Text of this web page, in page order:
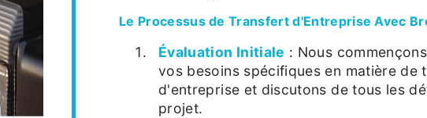
Le Processus de Transfert d'Entreprise Avec
Évaluation Initiale : Nous
vos besoins spécifiques en matière de
d'entreprise et discutons de tous les
projet.